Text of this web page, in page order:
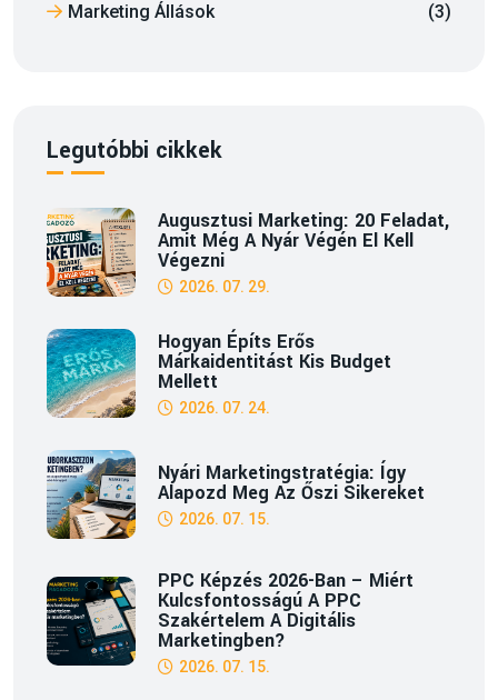
Marketing Állások (3)
Legutóbbi cikkek
Augusztusi Marketing: 20 Feladat,
Amit Még A Nyár Végén El Kell
Végezni
2026. 07. 29.
Hogyan Építs Erős
Márkaidentitást Kis Budget
Mellett
2026. 07. 24.
Nyári Marketingstratégia: Így
Alapozd Meg Az Őszi Sikereket
2026. 07. 15.
PPC Képzés 2026-Ban – Miért
Kulcsfontosságú A PPC
Szakértelem A Digitális
Marketingben?
2026. 07. 15.